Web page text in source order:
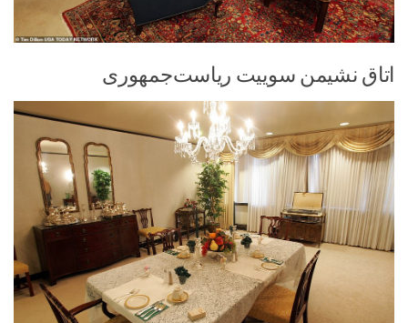
اتاق نشیمن سوییت ریاست‌جمهوری